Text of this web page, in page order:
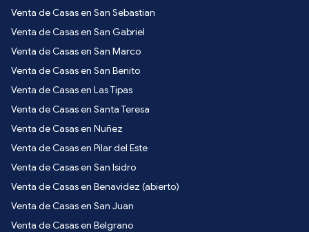
Venta de Casas en San Sebastian
Venta de Casas en San Gabriel
Venta de Casas en San Marco
Venta de Casas en San Benito
Venta de Casas en Las Tipas
Venta de Casas en Santa Teresa
Venta de Casas en Nuñez
Venta de Casas en Pilar del Este
Venta de Casas en San Isidro
Venta de Casas en Benavidez (abierto)
Venta de Casas en San Juan
Venta de Casas en Belgrano